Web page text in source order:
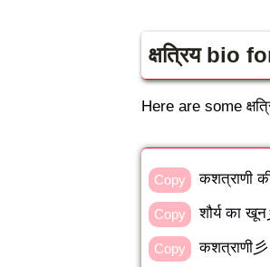
क्षत्रिय bio
Here are some
Copy कशत्राणी
Copy शौर्य का
Copy कशत्राणी